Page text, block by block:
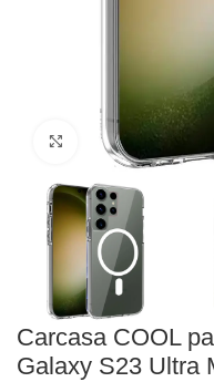
Click to enlarge
Carcasa COOL
Galaxy S23 Ultra